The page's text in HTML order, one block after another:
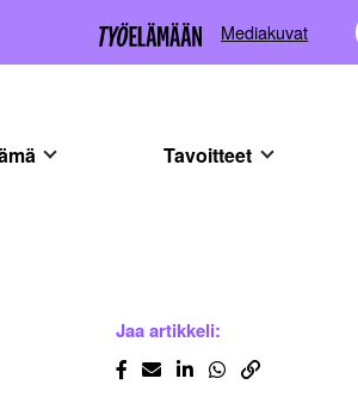
Mediakuvat
Tavoitteet
Jaa artikkeli: